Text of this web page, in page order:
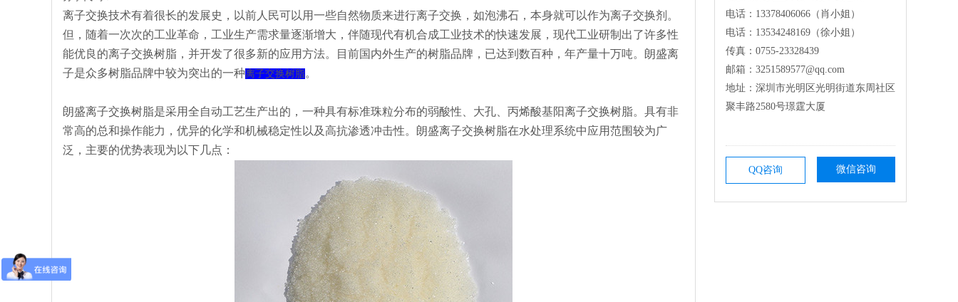
离子交换技术有着很长的发展史，以前人民可以用一些自然物质来进行离子交换，如泡沸石，本身就可以作为离子交换剂。
但，随着一次次的工业革命，工业生产需求量逐渐增大，伴随现代有机合成工业技术的快速发展，现代工业研制出了许多性
能优良的离子交换树脂，并开发了很多新的应用方法。目前国内外生产的树脂品牌，已达到数百种，年产量十万吨。朗盛离
子是众多树脂品牌中较为突出的一种离子交换树脂。
朗盛离子交换树脂是采用全自动工艺生产出的，一种具有标准珠粒分布的弱酸性、大孔、丙烯酸基阳离子交换树脂。具有非
常高的总和操作能力，优异的化学和机械稳定性以及高抗渗透冲击性。朗盛离子交换树脂在水处理系统中应用范围较为广
泛，主要的优势表现为以下几点：
电话：13378406066（肖小姐）
电话：13534248169（徐小姐）
传真：0755-23328439
邮箱：3251589577@qq.com
地址：深圳市光明区光明街道东周社区
聚丰路2580号璟霆大厦
QQ咨询 微信咨询